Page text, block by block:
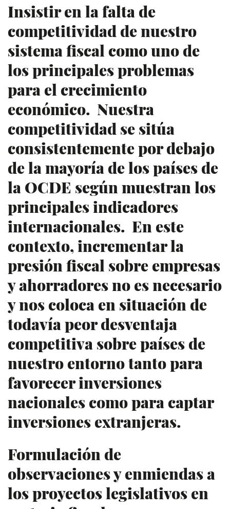
Insistir en la falta de
competitividad de nuestro
sistema fiscal como uno de
los principales problemas
para el crecimiento
económico. Nuestra
competitividad se sitúa
consistentemente por debajo
de la mayoría de los países de
la OCDE según muestran los
principales indicadores
internacionales. En este
contexto, incrementar la
presión fiscal sobre empresas
y ahorradores no es necesario
y nos coloca en situación de
todavía peor desventaja
competitiva sobre países de
nuestro entorno tanto para
favorecer inversiones
nacionales como para captar
inversiones extranjeras.
Formulación de
observaciones y enmiendas a
los proyectos legislativos en